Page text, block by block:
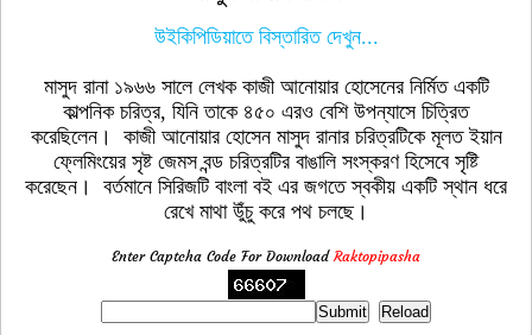
উইকিপিডিয়াতে বিস্তারিত দেখুন...
মাসুদ রানা ১৯৬৬ সালে লেখক কাজী আনোয়ার হোসেনের নির্মিত একটি
কাল্পনিক চরিত্র, যিনি তাকে ৪৫০ এরও বেশি উপন্যাসে চিত্রিত
করেছিলেন। কাজী আনোয়ার হোসেন মাসুদ রানার চরিত্রটিকে মূলত ইয়ান
ফ্লেমিংয়ের সৃষ্ট জেমস বন্ড চরিত্রটির বাঙালি সংস্করণ হিসেবে সৃষ্টি
করেছেন। বর্তমানে সিরিজটি বাংলা বই এর জগতে স্বকীয় একটি স্থান ধরে
রেখে মাথা উুঁচু করে পথ চলছে।
Enter Captcha Code For Download Raktopipasha